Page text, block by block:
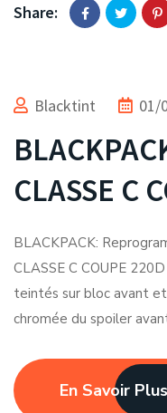
Share:
Blacktint 01/
CLASSE C
BLACKPACK:
CLASSE C COUPE
teintés sur bloc avant
chromée du spoiler
En Savoir Plus